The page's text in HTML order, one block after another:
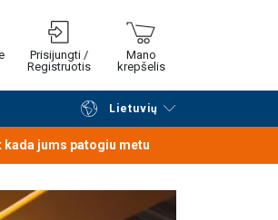
Prisijungti /
Registruotis
Mano
krepšelis
Lietuvių
Tęsti pirkimą
jums patogiu metu